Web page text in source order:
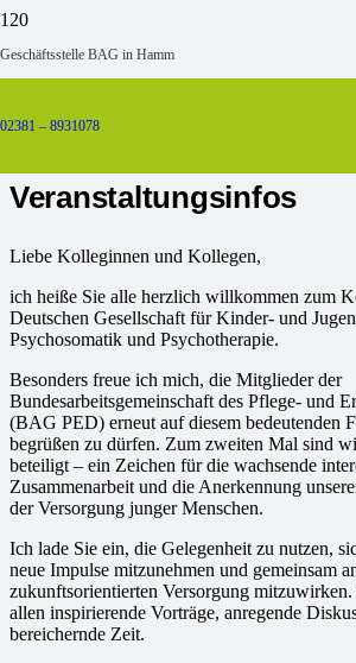
Geschäftsstelle BAG in Hamm
02381 – 8931078
DGKJP Kongress
2026 Mit22Apr
Tagung
Veranstaltungsinfos
Liebe Kolleginnen und Kollegen,
ich heiße Sie alle herzlich willkommen zum
Deutschen Gesellschaft für Kinder- und
Psychosomatik und Psychotherapie.
Besonders freue ich mich, die Mitglieder der
Bundesarbeitsgemeinschaft des Pflege- und
(BAG PED) erneut auf diesem bedeutenden
begrüßen zu dürfen. Zum zweiten Mal sind
beteiligt – ein Zeichen für die wachsende
Zusammenarbeit und die Anerkennung
der Versorgung junger Menschen.
Ich lade Sie ein, die Gelegenheit zu nutzen,
neue Impulse mitzunehmen und gemeinsam
zukunftsorientierten Versorgung
allen inspirierende Vorträge, anregende
bereichernde Zeit.